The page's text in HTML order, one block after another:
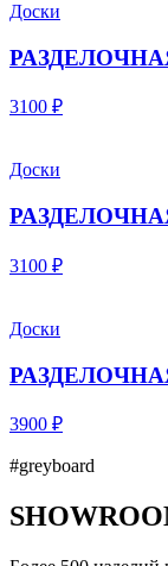
Доски
3100 ₽
Доски
3100 ₽
Доски
3900 ₽
#greyboard